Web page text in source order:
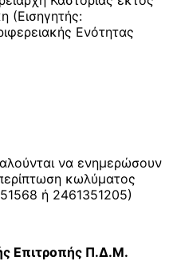
(Εισηγητής:
Ενότητας
να ενημερώσουν
κωλύματος
ή 2461351205)
Επιτροπής Π.Δ.Μ.